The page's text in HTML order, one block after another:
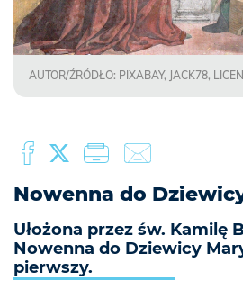
AUTOR/ŹRÓDŁO: PIXABAY, JACK78,
Nowenna do
Ułożona przez św. Kamilę
Nowenna do Dziewicy
pierwszy.